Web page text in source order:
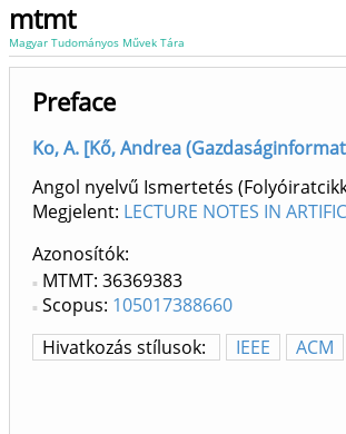
mtmt
Magyar Tudományos Művek Tára
Preface
Ko, A. [Kő, Andrea
Angol nyelvű Ismertetés
Megjelent: LECTURE NOTES IN
Azonosítók
MTMT: 36369383
Scopus: 105017388660
Hivatkozás stílusok:
IEEE ACM